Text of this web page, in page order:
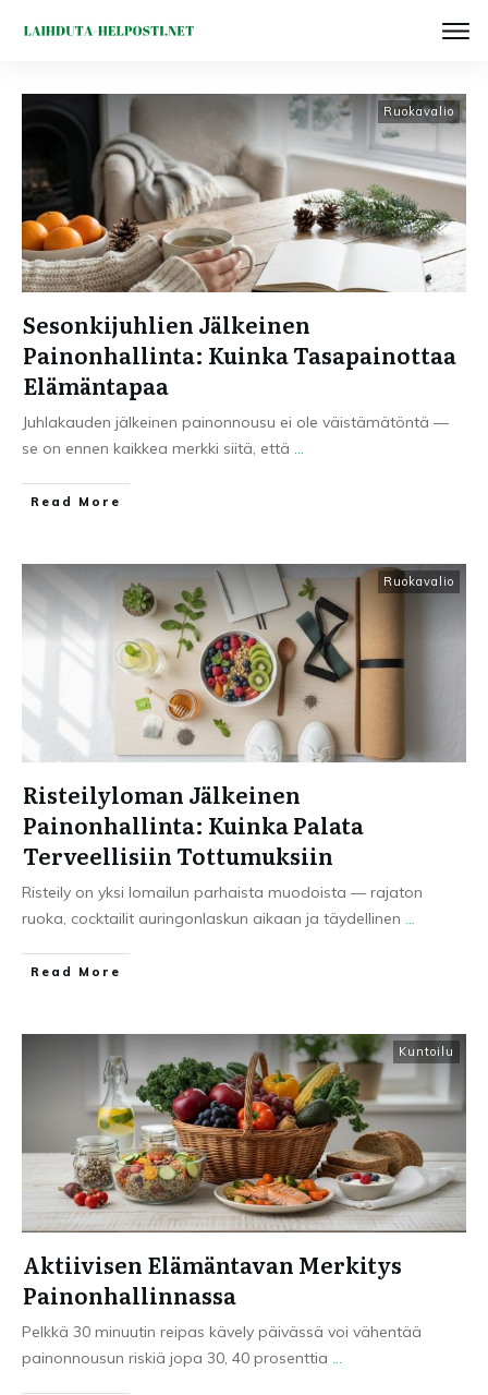
Ruokavalio
Sesonkijuhlien Jälkeinen
Painonhallinta: Kuinka Tasapainottaa
Elämäntapaa
Juhlakauden jälkeinen painonnousu ei ole väistämätöntä —
se on ennen kaikkea merkki siitä, että ...
Read More
Ruokavalio
Risteilyloman Jälkeinen
Painonhallinta: Kuinka Palata
Terveellisiin Tottumuksiin
Risteily on yksi lomailun parhaista muodoista — rajaton
ruoka, cocktailit auringonlaskun aikaan ja täydellinen ...
Read More
Kuntoilu
Aktiivisen Elämäntavan Merkitys
Painonhallinnassa
Pelkkä 30 minuutin reipas kävely päivässä voi vähentää
painonnousun riskiä jopa 30, 40 prosenttia ...